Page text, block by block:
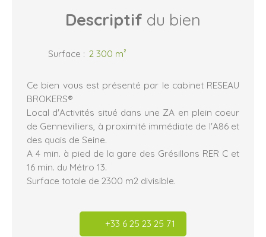
Descriptif du bien
Surface : 2 300 m²
Ce bien vous est présenté par le cabinet RESEAU
BROKERS®
Local d'Activités situé dans une ZA en plein coeur
de Gennevilliers, à proximité immédiate de l'A86 et
des quais de Seine.
A 4 min. à pied de la gare des Grésillons RER C et
16 min. du Métro 13.
Surface totale de 2300 m2 divisible.
+33 6 25 23 25 71